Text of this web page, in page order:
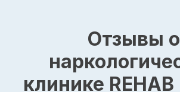
Отзывы о
клинике